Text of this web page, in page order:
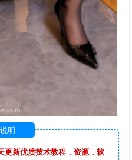
明
更新优质技术教程，资源，软